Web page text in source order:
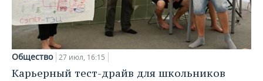
Общество 27 июл, 16:15
Карьерный тест-драйв для школьников